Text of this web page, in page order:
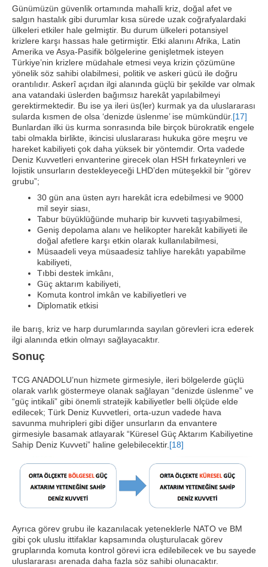
Günümüzün güvenlik ortamında mahalli kriz, doğal afet ve
salgın hastalık gibi durumlar kısa sürede uzak coğrafyalardaki
ülkeleri etkiler hale gelmiştir. Bu durum ülkeleri potansiyel
krizlere karşı hassas hale getirmiştir. Etki alanını Afrika, Latin
Amerika ve Asya-Pasifik bölgelerine genişletmek isteyen
Türkiye’nin krizlere müdahale etmesi veya krizin çözümüne
yönelik söz sahibi olabilmesi, politik ve askeri gücü ile doğru
orantılıdır. Askerî açıdan ilgi alanında güçlü bir şekilde var olmak
ana vatandaki üslerden bağımsız harekât yapılabilmeyi
gerektirmektedir. Bu ise ya ileri üs(ler) kurmak ya da uluslararası
sularda kısmen de olsa ‘denizde üslenme’ ise mümkündür. [17]
Bunlardan ilki üs kurma sonrasında bile birçok bürokratik engele
tabi olmakla birlikte, ikincisi uluslararası hukuka göre meşru ve
hareket kabiliyeti çok daha yüksek bir yöntemdir. Orta vadede
Deniz Kuvvetleri envanterine girecek olan HSH fırkateynleri ve
lojistik unsurların destekleyeceği LHD’den müteşekkil bir “görev
grubu”;
30 gün ana üsten ayrı harekât icra edebilmesi ve 9000
mil seyir siası,
Tabur büyüklüğünde muharip bir kuvveti taşıyabilmesi,
Geniş depolama alanı ve helikopter harekât kabiliyeti ile
doğal afetlere karşı etkin olarak kullanılabilmesi,
Müsaadeli veya müsaadesiz tahliye harekâtı yapabilme
kabiliyeti,
Tıbbi destek imkânı,
Güç aktarım kabiliyeti,
Komuta kontrol imkân ve kabiliyetleri ve
Diplomatik etkisi
ile barış, kriz ve harp durumlarında sayılan görevleri icra ederek
ilgi alanında etkin olmayı sağlayacaktır.
Sonuç
TCG ANADOLU’nun hizmete girmesiyle, ileri bölgelerde güçlü
olarak varlık göstermeye olanak sağlayan “denizde üslenme” ve
“güç intikali” gibi önemli stratejik kabiliyetler belli ölçüde elde
edilecek; Türk Deniz Kuvvetleri, orta-uzun vadede hava
savunma muhripleri gibi diğer unsurların da envantere
girmesiyle basamak atlayarak “Küresel Güç Aktarım Kabiliyetine
Sahip Deniz Kuvveti” haline gelebilecektir.[18]
Ayrıca görev grubu ile kazanılacak yeteneklerle NATO ve BM
gibi çok uluslu ittifaklar kapsamında oluşturulacak görev
gruplarında komuta kontrol görevi icra edilebilecek ve bu sayede
uluslararası arenada daha fazla söz sahibi olunacaktır.